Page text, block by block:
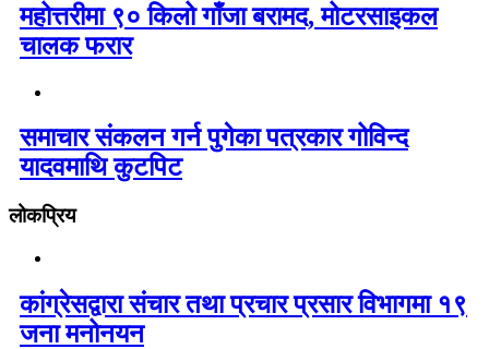
महोत्तरीमा ९० किलो गाँजा बरामद, मोटरसाइकल
चालक फरार
समाचार संकलन गर्न पुगेका पत्रकार गोविन्द
यादवमाथि कुटपिट
लोकप्रिय
कांग्रेसद्वारा संचार तथा प्रचार प्रसार विभागमा १९
जना मनोनयन